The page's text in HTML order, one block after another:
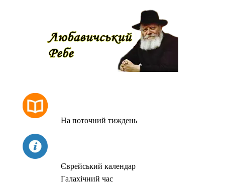
На поточний тиждень
Єврейський календар
Галахічний час